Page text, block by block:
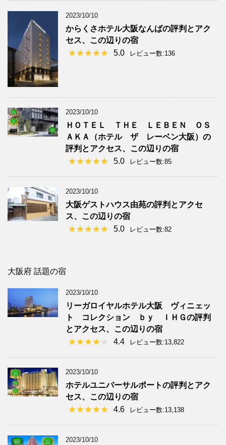
2023/10/10
からくさホテル大阪なんばの評判とアク
セス、この辺りの宿
5.0
レビュー数:136
2023/10/10
ＨＯＴＥＬ ＴＨＥ ＬＥＢＥＮ ＯＳ
ＡＫＡ（ホテル ザ レーベン大阪）の
評判とアクセス、この辺りの宿
5.0
レビュー数:85
2023/10/10
大阪ゲストハウス由苑の評判とアクセ
ス、この辺りの宿
5.0
レビュー数:82
大阪府 話題の宿
2023/10/10
リーガロイヤルホテル大阪 ヴィニェッ
ト コレクション ｂｙ ＩＨＧの評判
とアクセス、この辺りの宿
4.4
レビュー数:13,822
2023/10/10
ホテルユニバーサルポートの評判とアク
セス、この辺りの宿
4.6
レビュー数:13,138
2023/10/10